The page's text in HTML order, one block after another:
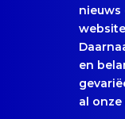
en
al